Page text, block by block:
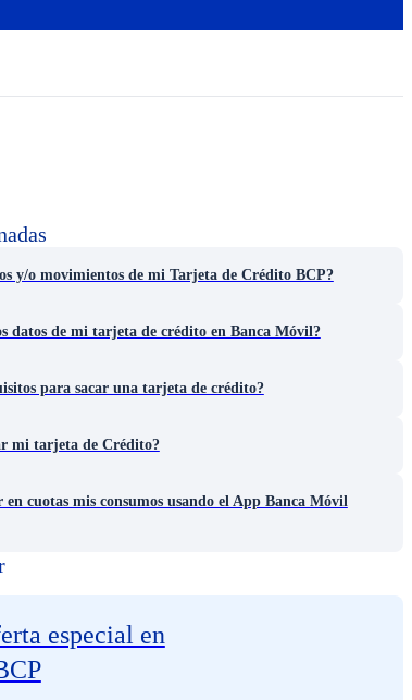
y/o movimientos de mi Tarjeta de Crédito BCP?
datos de mi tarjeta de crédito en Banca Móvil?
para sacar una tarjeta de crédito?
mi tarjeta de Crédito?
en cuotas mis consumos usando el App Banca Móvil
especial en